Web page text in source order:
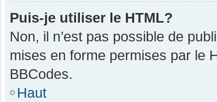
Puis-je utiliser le HTML?
Non, il n’est pas possible de
mises en forme permises par le
BBCodes.
Haut